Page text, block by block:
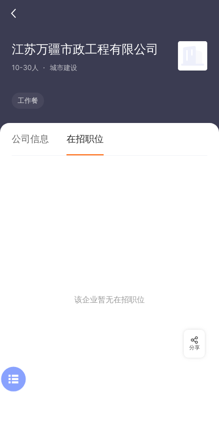
江苏万疆市政工程有限公司
10-30人 城市建设
工作餐
公司信息 在招职位
该企业暂无在招职位
分享